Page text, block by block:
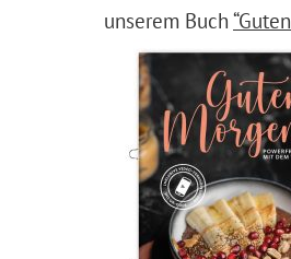
unserem Buch